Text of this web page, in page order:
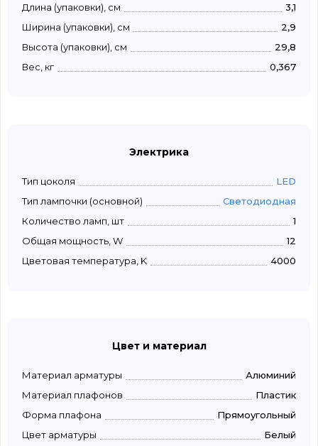
Длина (упаковки), см
3,1
Ширина (упаковки), см
2,9
Высота (упаковки), см
29,8
Вес, кг
0,367
Электрика
Тип цоколя
LED
Тип лампочки (основной)
Светодиодная
Количество ламп, шт
1
Общая мощность, W
12
Цветовая температура, K
4000
Цвет и материал
Материал арматуры
Алюминий
Материал плафонов
Пластик
Форма плафона
Прямоугольный
Цвет арматуры
Белый